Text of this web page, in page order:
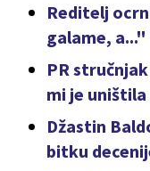
Reditelj
galame, a..."
PR
mi je
Džastin
bitku